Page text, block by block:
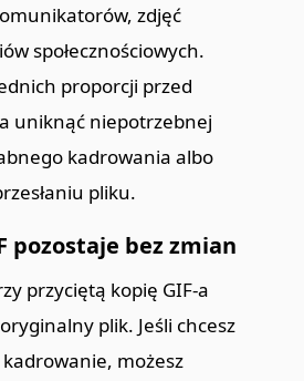
zdjęć
społecznościowych.
proporcji przed
uniknąć niepotrzebnej
kadrowania albo
pliku.
pozostaje bez zmian
przyciętą kopię GIF-a
plik. Jeśli chcesz
możesz